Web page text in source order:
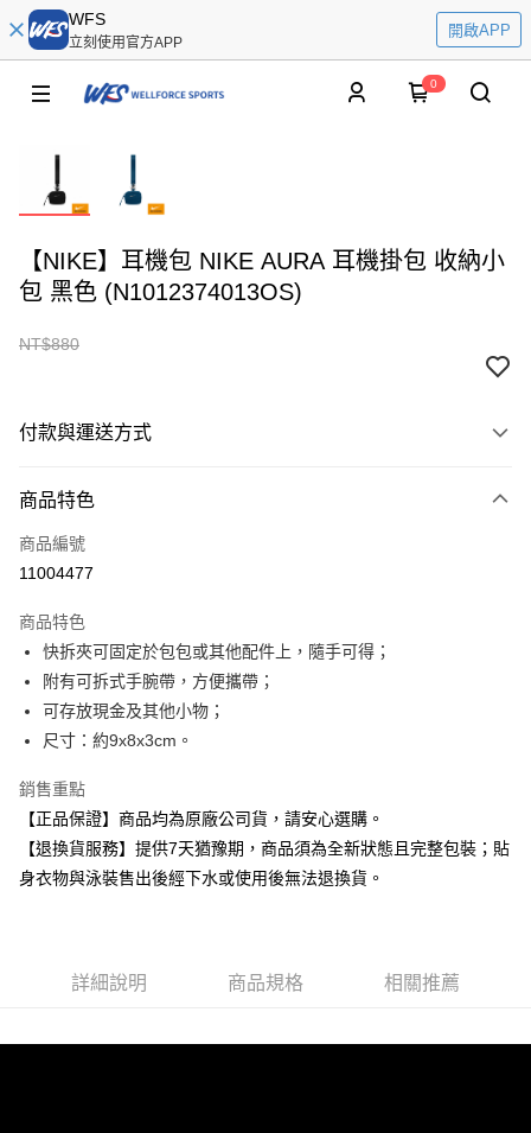
WFS
立刻使用官方APP
開啟APP
0
【NIKE】耳機包 NIKE AURA 耳機掛包 收納小
包 黑色 (N1012374013OS)
NT$880
付款與運送方式
信用卡一次付款
超商取貨付款
運送方式
商品特色
商品編號
11004477
商品特色
快拆夾可固定於包包或其他配件上，隨手可得；
附有可拆式手腕帶，方便攜帶；
可存放現金及其他小物；
尺寸：約9x8x3cm。
銷售重點
【正品保證】商品均為原廠公司貨，請安心選購。
【退換貨服務】提供7天猶豫期，商品須為全新狀態且完整包裝；貼
身衣物與泳裝售出後經下水或使用後無法退換貨。
詳細說明 商品規格 相關推薦